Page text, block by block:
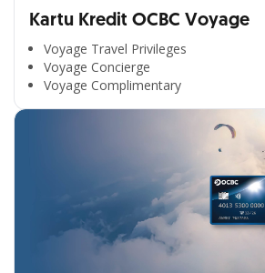
Kartu Kredit OCBC Voyage
Voyage Travel Privileges
Voyage Concierge
Voyage Complimentary